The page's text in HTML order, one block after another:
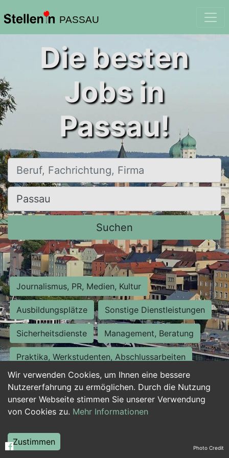
PASSAU
Wir verwenden Cookies, um Ihnen eine bessere
Nutzererfahrung zu ermöglichen. Durch die Nutzung
unserer Webseite stimmen Sie unserer Verwendung
von Cookies zu. Mehr Informationen
Zustimmen
Die besten
Jobs in
Passau!
Beruf, Fachrichtung, Firma
Ort, Stadt
Suchen
Journalismus, PR, Medien, Kultur
Ausbildungsplätze Sonstige Dienstleistungen
Sicherheitsdienste Management, Beratung
Praktika, Werkstudenten, Abschlussarbeiten
Personalwesen Assistenz, Sekretariat
Hilfskräfte, Aushilfs- und Nebenjobs
Weiterbildung, Studium, duale Ausbildung Photo Credit